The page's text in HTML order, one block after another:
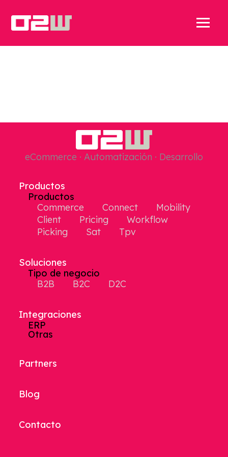
eCommerce · Automatización · Desarrollo
Productos
Productos
Commerce
Connect
Mobility
Client
Pricing
Workflow
Picking
Sat Tpv
Soluciones
Tipo de negocio
B2B
B2C D2C
Integraciones
ERP
Otras
Partners
Blog
Contacto